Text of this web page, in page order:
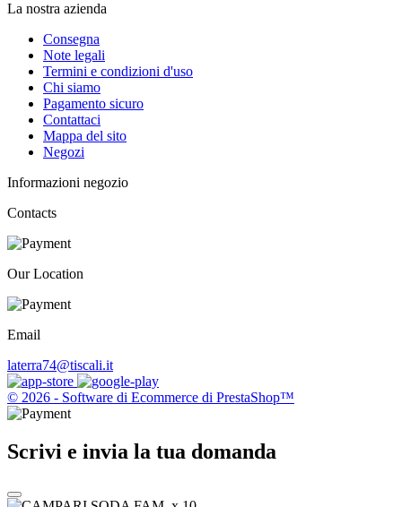
La nostra azienda
Consegna
Note legali
Termini e condizioni d'uso
Chi siamo
Pagamento sicuro
Contattaci
Mappa del sito
Negozi
Informazioni negozio
Contacts
Our Location
Email
laterra74@tiscali.it
© 2026 - Software di Ecommerce di PrestaShop™
Scrivi e invia la tua domanda